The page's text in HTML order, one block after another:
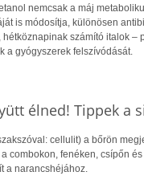
nemcsak a máj
is módosítja, különösen
hétköznapinak számító italok
a gyógyszerek felszívódását.
élned! Tippek a
cellulit) a bőrön
combokon, fenéken, csípőn
a narancshéjához.